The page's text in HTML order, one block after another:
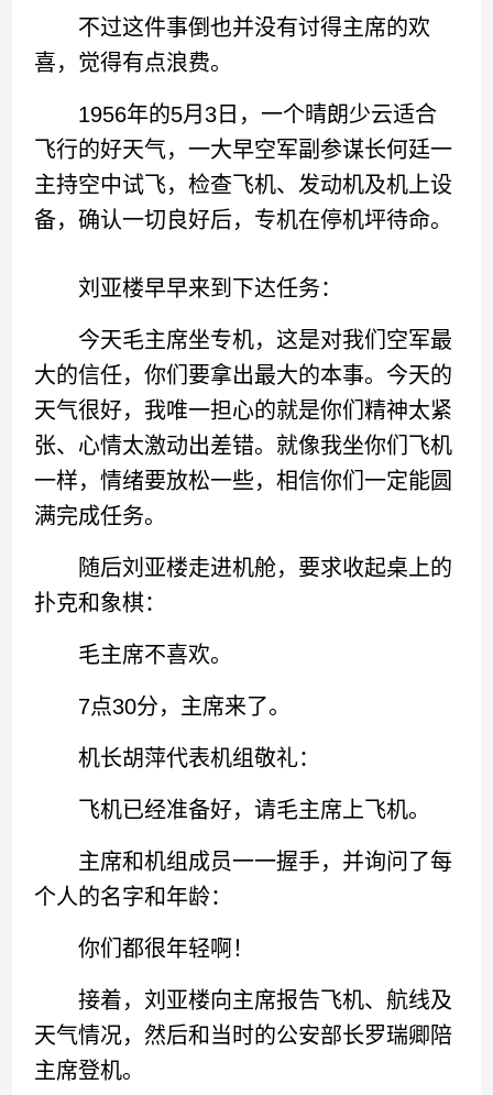
不过这件事倒也并没有讨得主席的欢
喜，觉得有点浪费。
1956年的5月3日，一个晴朗少云适合
飞行的好天气，一大早空军副参谋长何廷一
主持空中试飞，检查飞机、发动机及机上设
备，确认一切良好后，专机在停机坪待命。
刘亚楼早早来到下达任务：
今天毛主席坐专机，这是对我们空军最
大的信任，你们要拿出最大的本事。今天的
天气很好，我唯一担心的就是你们精神太紧
张、心情太激动出差错。就像我坐你们飞机
一样，情绪要放松一些，相信你们一定能圆
满完成任务。
随后刘亚楼走进机舱，要求收起桌上的
扑克和象棋：
毛主席不喜欢。
7点30分，主席来了。
机长胡萍代表机组敬礼：
飞机已经准备好，请毛主席上飞机。
主席和机组成员一一握手，并询问了每
个人的名字和年龄：
你们都很年轻啊！
接着，刘亚楼向主席报告飞机、航线及
天气情况，然后和当时的公安部长罗瑞卿陪
主席登机。